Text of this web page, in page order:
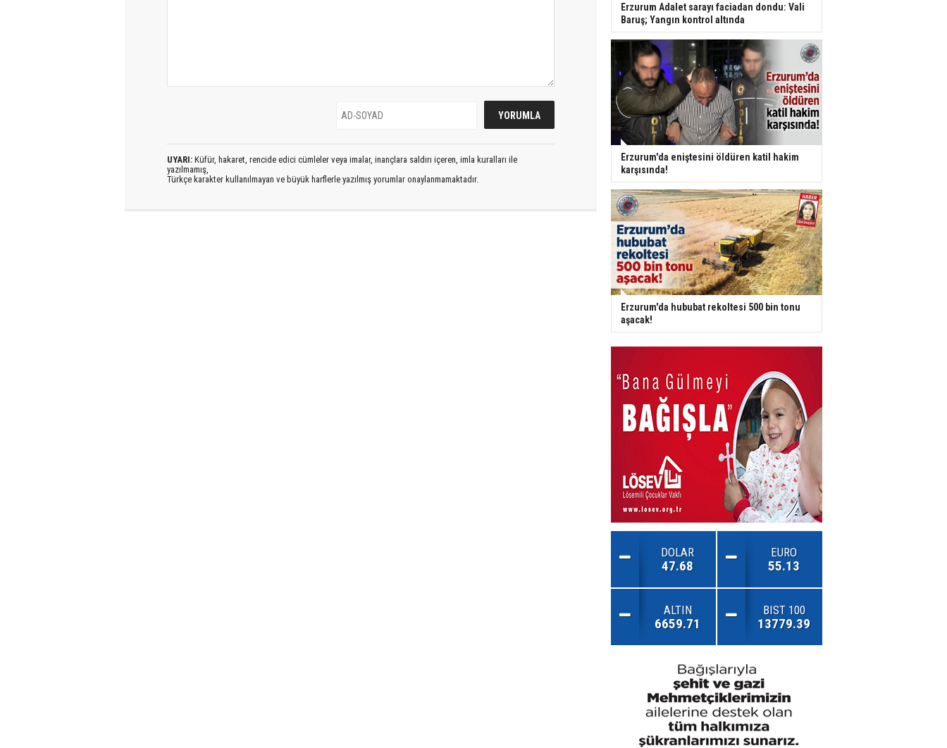
UYARI: Küfür, hakaret, rencide edici cümleler veya imalar, inançlara saldırı içeren, imla kuralları ile
yazılmamış,
Türkçe karakter kullanılmayan ve büyük harflerle yazılmış yorumlar onaylanmamaktadır.
Erzurum Adalet sarayı faciadan dondu: Vali
Baruş; Yangın kontrol altında
Erzurum'da eniştesini öldüren katil hakim
karşısında!
Erzurum'da hububat rekoltesi 500 bin tonu
aşacak!
DOLAR
47.68
EURO
55.13
ALTIN
6659.71
BIST 100
13779.39